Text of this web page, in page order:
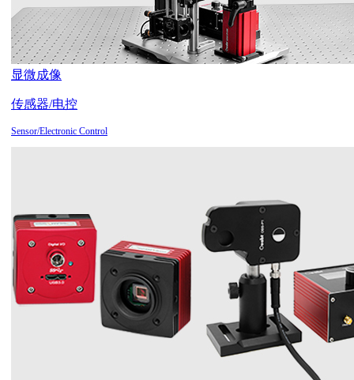
显微成像
传感器/电控
Sensor/Electronic Control